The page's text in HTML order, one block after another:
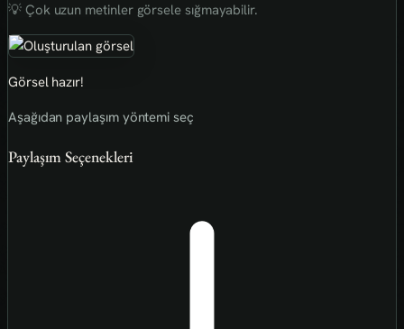
💡 Çok uzun metinler görsele sığmayabilir.
Görsel hazır!
Aşağıdan paylaşım yöntemi seç
Paylaşım Seçenekleri